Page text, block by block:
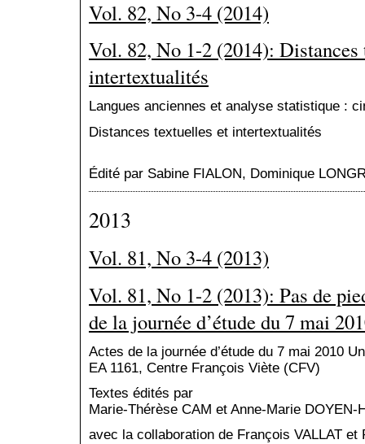
Vol. 82, No 3-4 (2014)
Vol. 82, No 1-2 (2014): Distances
intertextualités
Langues anciennes et analyse statistique :
Distances textuelles et intertextualités
Édité par Sabine FIALON, Dominique
2013
Vol. 81, No 3-4 (2013)
Vol. 81, No 1-2 (2013): Pas de
de la journée d’étude du 7 mai
Actes de la journée d’étude du 7 mai 2010
EA 1161, Centre François Viète (CFV)
Textes édités par
Marie-Thérèse CAM et Anne-Marie DOYEN-
avec la collaboration de François VALLAT et